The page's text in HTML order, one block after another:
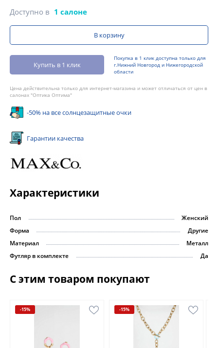
Доступно в 1 салоне
В корзину
Купить в 1 клик
Покупка в 1 клик доступна только для
г.Нижний Новгород и Нижегородской
области
Цена действительна только для интернет-магазина и может отличаться от цен в
салонах "Оптика Оптима"
-50% на все солнцезащитные очки
Гарантии качества
Характеристики
Пол
Женский
Форма
Другие
Материал
Металл
Футляр в комплекте
Да
С этим товаром покупают
-15% -15%